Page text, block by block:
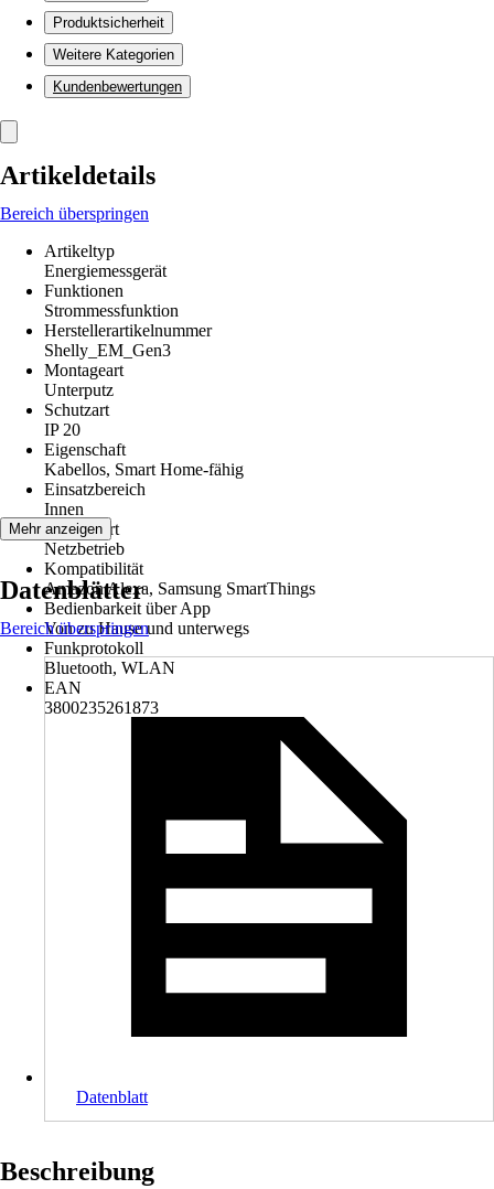
Produktsicherheit
Weitere Kategorien
Kundenbewertungen
Artikeldetails
Bereich überspringen
Artikeltyp
Energiemessgerät
Funktionen
Strommessfunktion
Herstellerartikelnummer
Shelly_EM_Gen3
Montageart
Unterputz
Schutzart
IP 20
Eigenschaft
Kabellos, Smart Home-fähig
Einsatzbereich
Innen
Betriebsart
Netzbetrieb
Kompatibilität
Amazon Alexa, Samsung SmartThings
Bedienbarkeit über App
Von zu Hause und unterwegs
Funkprotokoll
Bluetooth, WLAN
EAN
3800235261873
Mehr anzeigen
Datenblätter
Bereich überspringen
Datenblatt
Beschreibung